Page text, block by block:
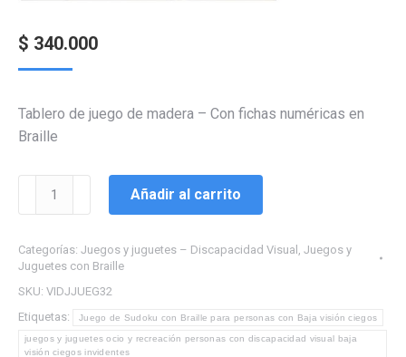
$ 340.000
Tablero de juego de madera – Con fichas numéricas en
Braille
Juego
con
Braille
para
personas
con
Añadir al carrito
Categorías: Juegos y juguetes – Discapacidad Visual , Juegos y
Juguetes con Braille
SKU: VIDJJUEG32
Etiquetas:
Juego de Sudoku con Braille para personas con Baja visión ciegos
juegos y juguetes ocio y recreación personas con discapacidad visual baja
visión ciegos invidentes